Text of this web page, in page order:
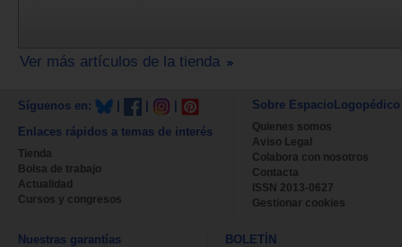
Ver más artículos de la tienda
Síguenos en:
Enlaces rápidos a temas de interés
Tienda
Bolsa de trabajo
Actualidad
Cursos y congresos
Sobre EspacioLogopédico
Quienes somos
Aviso Legal
Colabora con nosotros
Contacta
ISSN 2013-0627
Gestionar cookies
Nuestras garantías BOLETÍN